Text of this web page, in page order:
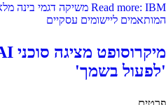
המותאמים ליישומים עסקיים
'לפעול בשמך'